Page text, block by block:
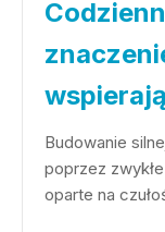
Budowanie
poprzez
oparte na